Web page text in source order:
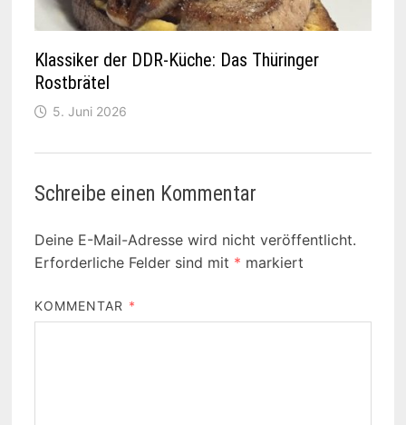
Klassiker der DDR-Küche: Das Thüringer
Rostbrätel
5. Juni 2026
Schreibe einen Kommentar
Deine E-Mail-Adresse wird nicht veröffentlicht.
Erforderliche Felder sind mit * markiert
KOMMENTAR *